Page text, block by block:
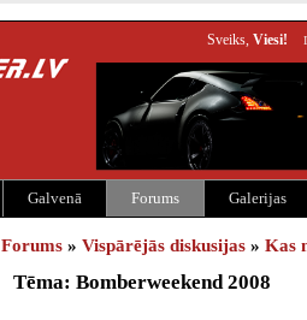
Sveiks, Viesi!
Galvenā Forums Galerijas
Forums » Vispārējās diskusijas » Kas
Tēma: Bomberweekend 2008